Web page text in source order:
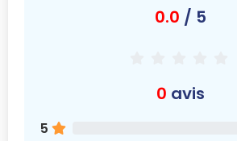
0.0 / 5
0 avis
5